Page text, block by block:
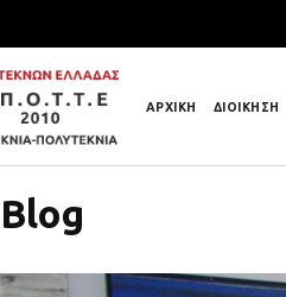
ΑΡΧΙΚΗ ΔΙΟΙΚΗΣΗ
Blog